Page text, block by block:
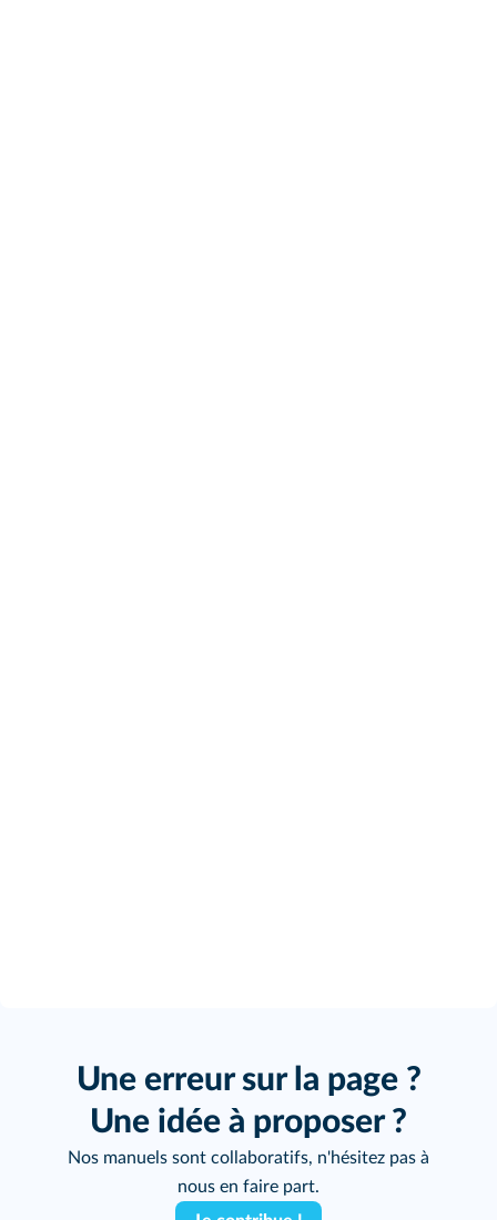
Une erreur sur la page ?
Une idée à proposer ?
Nos manuels sont collaboratifs, n'hésitez pas à
nous en faire part.